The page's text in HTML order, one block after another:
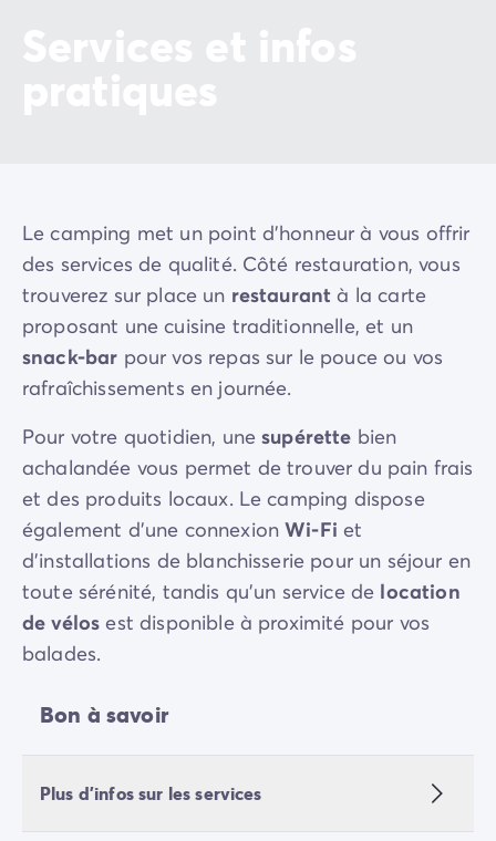
Le camping met un point d'honneur à vous offrir
des services de qualité. Côté restauration, vous
trouverez sur place un restaurantà la carte
proposant une cuisine traditionnelle, et un
snack-bar pour vos repas sur le pouce ou vos
rafraîchissements en journée.
Pour votre quotidien, une supérette bien
achalandée vous permet de trouver du pain frais
et des produits locaux. Le camping dispose
également d'une connexionWi-Fi et
d'installations de blanchisserie pour un séjour en
toute sérénité, tandis qu'un service de location
de vélos est disponible à proximité pour vos
balades.
Bon à savoir
Plus d'infos sur les services